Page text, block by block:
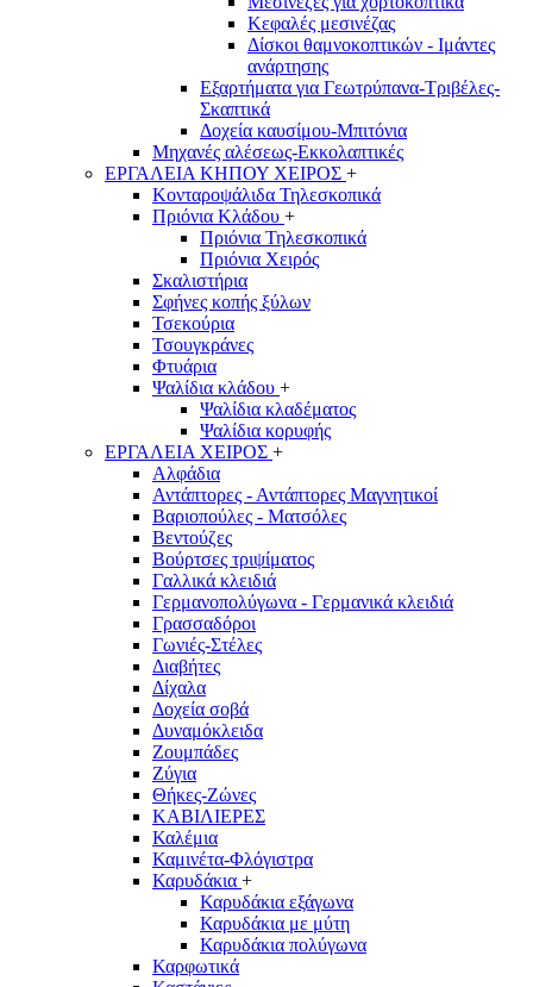
Κεφαλές μεσινέζας
Δίσκοι θαμνοκοπτικών - Ιμάντες
ανάρτησης
Εξαρτήματα για Γεωτρύπανα-Τριβέλες-
Σκαπτικά
Δοχεία καυσίμου-Μπιτόνια
Μηχανές αλέσεως-Εκκολαπτικές
ΕΡΓΑΛΕΙΑ ΚΗΠΟΥ ΧΕΙΡΟΣ +
Κονταροψάλιδα Τηλεσκοπικά
Πριόνια Κλάδου +
Πριόνια Τηλεσκοπικά
Πριόνια Χειρός
Σκαλιστήρια
Σφήνες κοπής ξύλων
Τσεκούρια
Τσουγκράνες
Φτυάρια
Ψαλίδια κλάδου +
Ψαλίδια κλαδέματος
Ψαλίδια κορυφής
ΕΡΓΑΛΕΙΑ ΧΕΙΡΟΣ +
Αλφάδια
Αντάπτορες - Αντάπτορες Μαγνητικοί
Βαριοπούλες - Ματσόλες
Βεντούζες
Βούρτσες τριψίματος
Γαλλικά κλειδιά
Γερμανοπολύγωνα - Γερμανικά κλειδιά
Γρασσαδόροι
Γωνιές-Στέλες
Διαβήτες
Δίχαλα
Δοχεία σοβά
Δυναμόκλειδα
Ζουμπάδες
Ζύγια
Θήκες-Ζώνες
ΚΑΒΙΛΙΕΡΕΣ
Καλέμια
Καμινέτα-Φλόγιστρα
Καρυδάκια +
Καρυδάκια εξάγωνα
Καρυδάκια με μύτη
Καρυδάκια πολύγωνα
Καρφωτικά